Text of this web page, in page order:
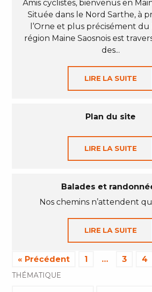
Amis cyclistes, bienvenus en
Située dans le Nord Sarthe, à
l’Orne et plus précisément du
région Maine Saosnois est
des...
LIRE LA SUITE
Plan du site
LIRE LA SUITE
Balades et
Nos chemins n’attendent
LIRE LA SUITE
« Précédent 1 … 3 4
THÉMATIQUE